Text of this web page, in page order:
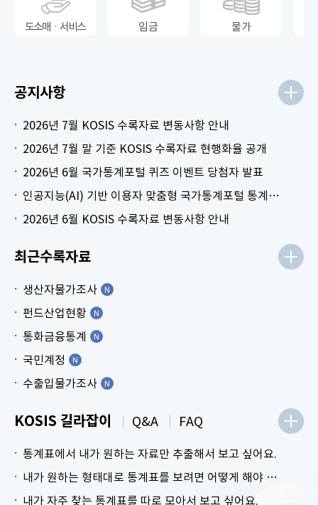
도소매ㆍ서비스 임금 물가
공지사항
2026년 7월 KOSIS 수록자료 변동사항 안내
2026년 7월 말 기준 KOSIS 수록자료 현행화율 공개
2026년 6월 국가통계포털 퀴즈 이벤트 당첨자 발표
인공지능(AI) 기반 이용자 맞춤형 국가통계포털 통계표 생성 시범 서비스 안내
2026년 6월 KOSIS 수록자료 변동사항 안내
최근수록자료
생산자물가조사
펀드산업현황
통화금융통계
국민계정
수출입물가조사
KOSIS 길라잡이
통계표에서 내가 원하는 자료만 추출해서 보고 싶어요.
내가 원하는 형태대로 통계표를 보려면 어떻게 해야 하나요?
내가 자주 찾는 통계표를 따로 모아서 보고 싶어요.
Q&A FAQ